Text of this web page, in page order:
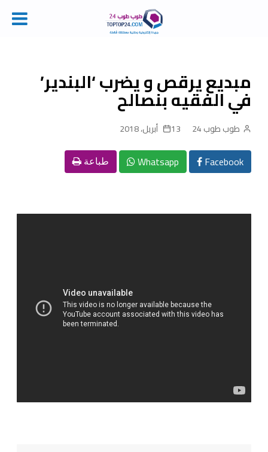
مبديع يرقص و يضرب ‘البندير’
في الفقيه بنصالح
طوب طوب 24 13 أبريل، 2018
Facebook
Whatsapp طباعة